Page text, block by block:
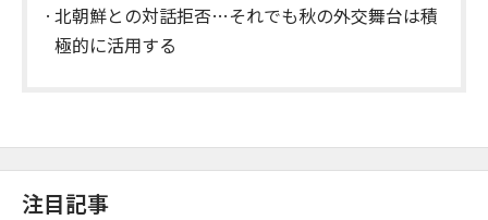
北朝鮮との対話拒否…それでも秋の外交舞台は積
極的に活用する
注目記事